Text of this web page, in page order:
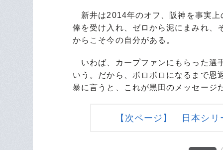
新井は2014年のオフ、阪神を事実上
俸を受け入れ、ゼロから泥にまみれ、
からこそ今の自分がある。
いわば、カープファンにもらった選
いう。だから、ボロボロになるまで
暴に言うと、これが黒田のメッセージ
【次ページ】 日本シリ